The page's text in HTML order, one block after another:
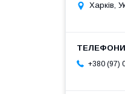
Харків,
+380 (97)